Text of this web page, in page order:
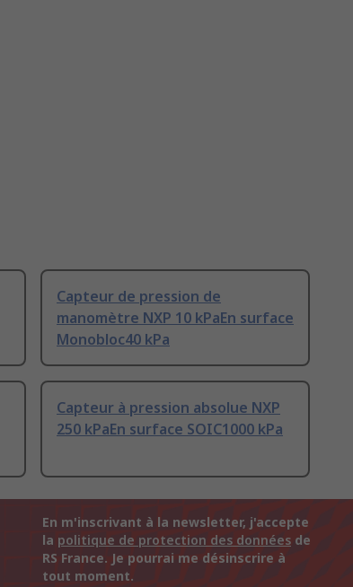
Capteur de pression de
manomètre NXP 10 kPaEn surface
Monobloc40 kPa
Capteur à pression absolue NXP
250 kPaEn surface SOIC1000 kPa
En m'inscrivant à la newsletter, j'accepte
la politique de protection des données de
RS France. Je pourrai me désinscrire à
tout moment.